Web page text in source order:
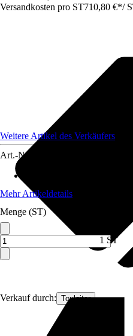
Versandkosten pro ST710,80 €*/
Verkauf durch: Topleiter
Weitere Artikel des Verkäufers
Art.-Nr.
Mehr Artikeldetails
Menge (ST)
1 ST